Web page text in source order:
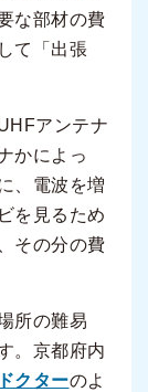
な部材の費
て「出張
アンテナ
かによっ
、電波を増
を見るため
その分の費
所の難易
。京都府内
クターのよ